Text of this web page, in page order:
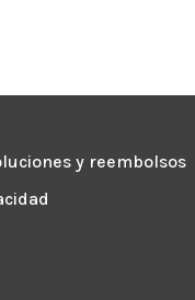
y reembolsos